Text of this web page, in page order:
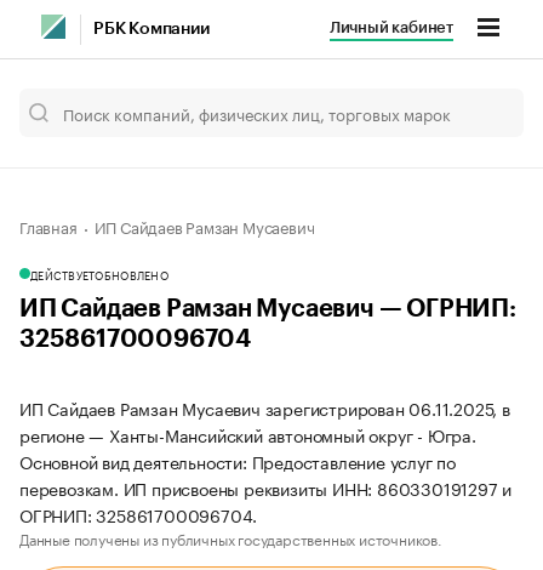
РБК Компании Личный кабинет
Главная ИП Сайдаев Рамзан Мусаевич
ДЕЙСТВУЕТОБНОВЛЕНО
ИП Сайдаев Рамзан Мусаевич — ОГРНИП:
325861700096704
ИП Сайдаев Рамзан Мусаевич зарегистрирован 06.11.2025, в
регионе — Ханты-Мансийский автономный округ - Югра.
Основной вид деятельности: Предоставление услуг по
перевозкам. ИП присвоены реквизиты ИНН: 860330191297 и
ОГРНИП: 325861700096704.
Данные получены из публичных государственных источников.